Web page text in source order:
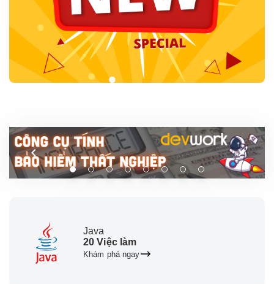
Java
20 Việc làm
Khám phá ngay